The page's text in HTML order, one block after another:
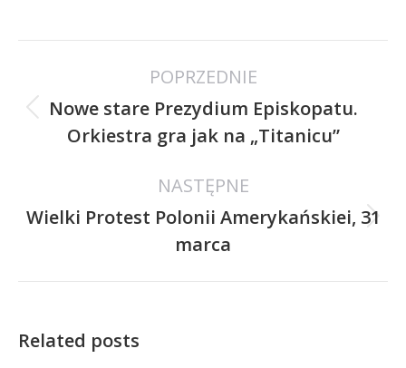
FacebookTwitter
POPRZEDNIE
Poprzedni
wpis:
Nowe stare Prezydium Episkopatu.
Orkiestra gra jak na „Titanicu”
NASTĘPNE
Następny
wpis:
Wielki Protest Polonii Amerykańskiei, 31
marca
Related posts